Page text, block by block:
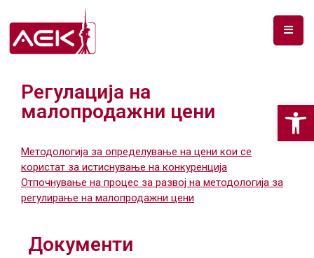
НАС
РФ
СПЕКТАР
АНАЛИЗА
Регулација на
малопродажни цени
Методологија за определување на цени кои се
користат за истиснување на конкуренција
Отпочнување на процес за развој на методологија за
регулирање на малопродажни цени
Документи